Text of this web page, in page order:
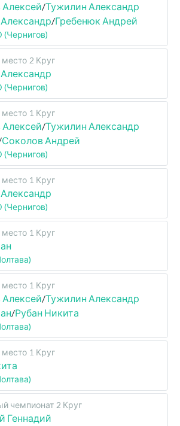
/Тужилин Александр
/Гребенюк Андрей
место 2 Круг
место 1 Круг
/Тужилин Александр
Соколов Андрей
место 1 Круг
место 1 Круг
место 1 Круг
/Тужилин Александр
/Рубан Никита
место 1 Круг
чемпионат 2 Круг
Геннадий